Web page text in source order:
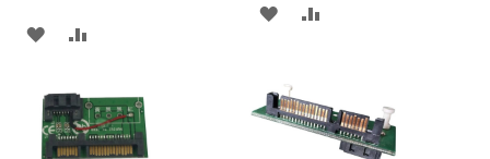
ADAUGATI
LISTA
DE
COMPARARE
ADAUGATI
LISTA
DE